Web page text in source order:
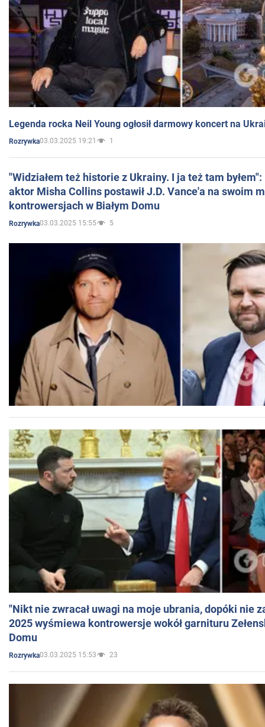
Legenda rocka Neil Young ogłosił darmowy koncert na
Rozrywka03.03.2025 19:21 1
"Widziałem też historie z Ukrainy. I ja też tam
aktor Misha Collins postawił J.D. Vance'a na swoim
kontrowersjach w Białym Domu
Rozrywka03.03.2025 15:55 5
"Nikt nie zwracał uwagi na moje ubrania, dopóki nie
2025 wyśmiewa kontrowersje wokół garnituru
Domu
Rozrywka03.03.2025 15:53 23